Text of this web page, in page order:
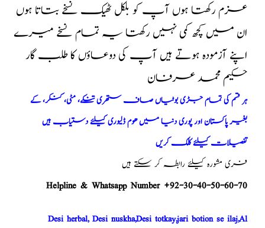
عزم رکھتا ہوں آپ کو بلکل ٹھیک نسخے بتاتا ہوں
ان میں کچھ کمی نہیں رکھتا یہ تمام نسخے میرے
اپنے آزمودہ ہوتے ہیں آپ کی دوعاؤں کا طلب گار
حکیم محمد عرفان
ہر قسم کی تمام جڑی بوٹیاں صاف ستھری تنکے، مٹی، کنکر، کے
بغیر پاکستان اور پوری دنیا میں ھوم ڈلیوری کیلئے دستیاب ہیں
تفصیلات کیلئے کلک کریں
فری مشورہ کیلئے رابطہ کر سکتے ہیں
Helpline & Whatsapp Number +92-30-40-50-60-70
Desi herbal, Desi nuskha,Desi totkay,jari botion se ilaj,Al